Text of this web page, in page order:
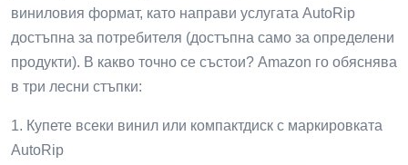
виниловия формат, като направи услугата AutoRip
достъпна за потребителя (достъпна само за определени
продукти). В какво точно се състои? Amazon го обяснява
в три лесни стъпки:
1. Купете всеки винил или компактдиск с маркировката
AutoRip